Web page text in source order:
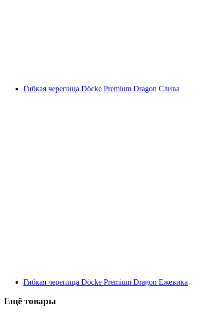
Гибкая черепица Döcke Premium Dragon Слива
Гибкая черепица Döcke Premium Dragon Ежевика
Ещё товары